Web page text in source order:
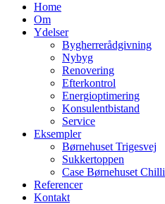
Home
Om
Ydelser
Bygherrerådgivning
Nybyg
Renovering
Efterkontrol
Energioptimering
Konsulentbistand
Service
Eksempler
Børnehuset Trigesvej
Sukkertoppen
Case Børnehuset Chilli
Referencer
Kontakt